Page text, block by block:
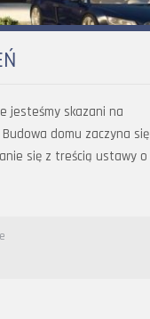
jesteśmy skazani na
domu zaczyna się
się z treścią ustawy o